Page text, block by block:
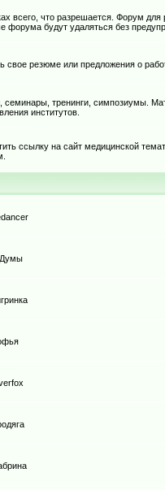
всего, что разрешается. Форум
будут удаляться без
свое резюме или предложения о
тренинги, симпозиумы.
институтов.
ссылку на сайт медицинской
Думы